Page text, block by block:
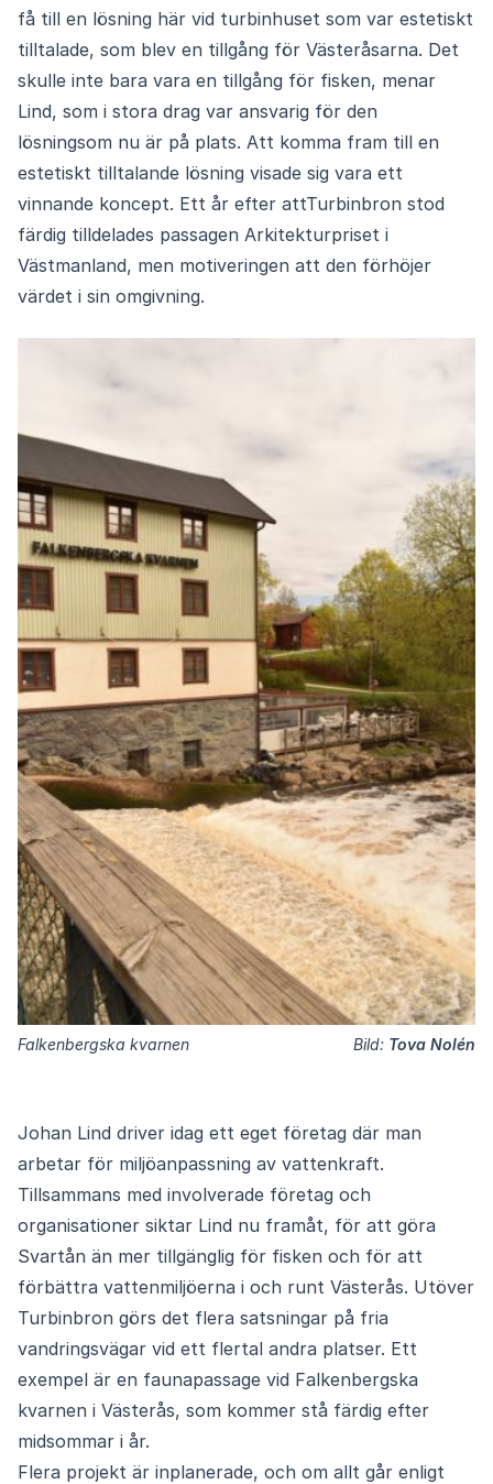
få till en lösning här vid turbinhuset som var estetiskt
tilltalade, som blev en tillgång för Västeråsarna. Det
skulle inte bara vara en tillgång för fisken, menar
Lind, som i stora drag var ansvarig för den
lösningsom nu är på plats. Att komma fram till en
estetiskt tilltalande lösning visade sig vara ett
vinnande koncept. Ett år efter attTurbinbron stod
färdig tilldelades passagen Arkitekturpriset i
Västmanland, men motiveringen att den förhöjer
värdet i sin omgivning.
Falkenbergska kvarnen Bild: Tova Nolén
Johan Lind driver idag ett eget företag där man
arbetar för miljöanpassning av vattenkraft.
Tillsammans med involverade företag och
organisationer siktar Lind nu framåt, för att göra
Svartån än mer tillgänglig för fisken och för att
förbättra vattenmiljöerna i och runt Västerås. Utöver
Turbinbron görs det flera satsningar på fria
vandringsvägar vid ett flertal andra platser. Ett
exempel är en faunapassage vid Falkenbergska
kvarnen i Västerås, som kommer stå färdig efter
midsommar i år.
Flera projekt är inplanerade, och om allt går enligt